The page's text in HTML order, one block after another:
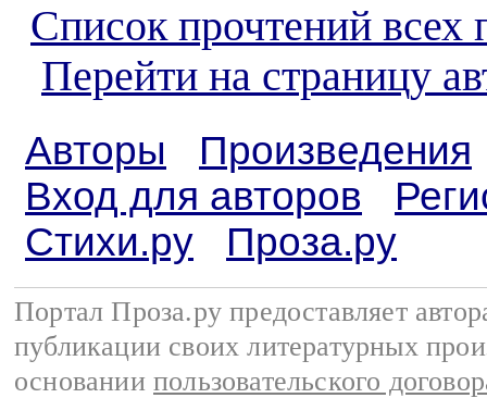
Список прочтений всех
Перейти на страницу
Авторы
Произведения
Вход для авторов
Стихи.ру
Проза.ру
Портал Проза.ру предоставляет
публикации своих литературных
основании пользовательского